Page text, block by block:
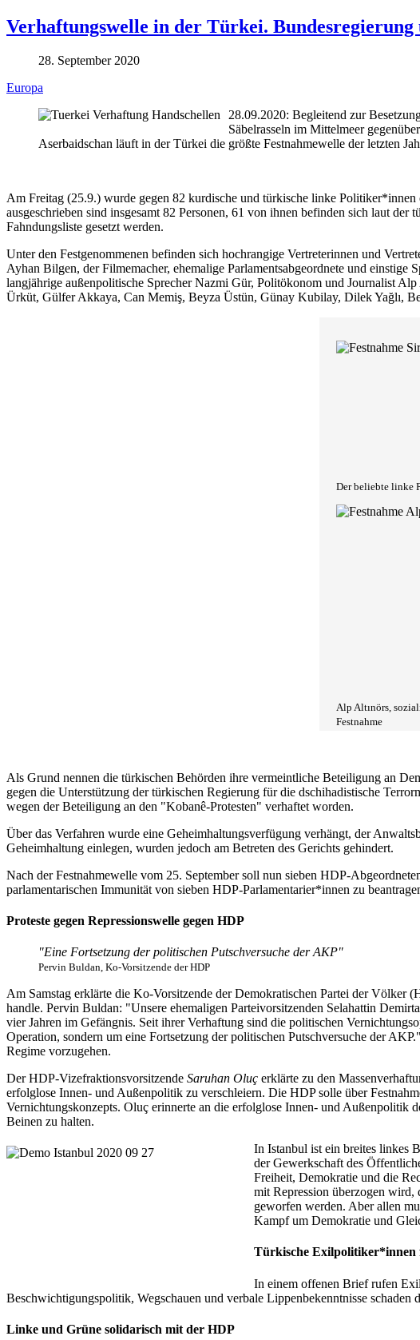
Verhaftungswelle in der Türkei. Bundesregierung
28. September 2020
Europa
28.09.2020: Begleitend zur
Säbelrasseln im Mittelmeer
Aserbaidschan läuft in der Türkei die größte Festnahmewelle der letzten
Am Freitag (25.9.) wurde gegen 82 kurdische und türkische linke
ausgeschrieben sind insgesamt 82 Personen, 61 von ihnen befinden sich laut
Fahndungsliste gesetzt werden.
Unter den Festgenommenen befinden sich hochrangige Vertreterinnen und
Ayhan Bilgen, der Filmemacher, ehemalige Parlamentsabgeordnete und
langjährige außenpolitische Sprecher Nazmi Gür, Politökonom und Journalist
Ürküt, Gülfer Akkaya, Can Memiş, Beyza Üstün, Günay Kubilay, Dilek Yağlı,
Der beliebte linke
Alp Altınörs,
Festnahme
Als Grund nennen die türkischen Behörden ihre vermeintliche Beteiligung an
gegen die Unterstützung der türkischen Regierung für die dschihadistische
wegen der Beteiligung an den "Kobanê-Protesten" verhaftet worden.
Über das Verfahren wurde eine Geheimhaltungsverfügung verhängt, der
Geheimhaltung einlegen, wurden jedoch am Betreten des Gerichts gehindert.
Nach der Festnahmewelle vom 25. September soll nun sieben HDP-
parlamentarischen Immunität von sieben HDP-Parlamentarier*innen zu
Proteste gegen Repressionswelle gegen HDP
"Eine Fortsetzung der politischen Putschversuche der AKP"
Pervin Buldan, Ko-Vorsitzende der HDP
Am Samstag erklärte die Ko-Vorsitzende der Demokratischen Partei der Völker
handle. Pervin Buldan: "Unsere ehemaligen Parteivorsitzenden Selahattin
vier Jahren im Gefängnis. Seit ihrer Verhaftung sind die politischen
Operation, sondern um eine Fortsetzung der politischen Putschversuche der
Regime vorzugehen.
Der HDP-Vizefraktionsvorsitzende Saruhan Oluç erklärte zu den
erfolglose Innen- und Außenpolitik zu verschleiern. Die HDP solle über
Vernichtungskonzepts. Oluç erinnerte an die erfolglose Innen- und Außenpolitik
Beinen zu halten.
In Istanbul ist ein breites linkes
der Gewerkschaft des
Freiheit, Demokratie und die
mit Repression überzogen wird,
geworfen werden. Aber allen
Kampf um Demokratie und
Türkische
In einem offenen Brief rufen
Beschwichtigungspolitik, Wegschauen und verbale Lippenbekenntnisse
Linke und Grüne solidarisch mit der HDP